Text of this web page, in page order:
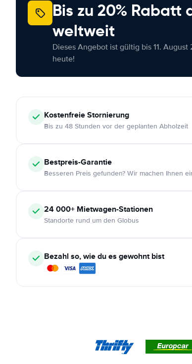
Bis zu 20%
weltweit
Dieses Angebot ist gültig bis 11.
heute!
KostenfreieStornierung
Bis zu 48 Stunden vor der geplanten Abholzeit
Bestpreis-Garantie
Besseren Preis gefunden? Wir machen Ihnen
24 000+ Mietwagen-Stationen
Standorte rund um den Globus
Bezahl so, wie du es gewohnt bist